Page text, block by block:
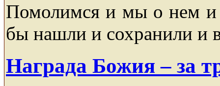
Помолимся и мы о нем и
бы нашли и сохранили и
Награда Божия – за